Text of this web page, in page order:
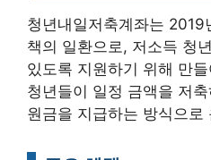
청년내일저축계좌는 2019
책의 일환으로, 저소득 청
있도록 지원하기 위해 만
청년들이 일정 금액을 저
원금을 지급하는 방식으로